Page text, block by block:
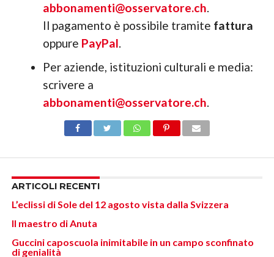
abbonamenti@osservatore.ch
Il pagamento è possibile tramite fattura
oppure PayPal
Per aziende, istituzioni culturali e media:
scrivere a
abbonamenti@osservatore.ch
ARTICOLI RECENTI
L’eclissi di Sole del 12 agosto vista dalla Svizzera
Il maestro di Anuta
Guccini caposcuola inimitabile in un campo sconfinato
di genialità